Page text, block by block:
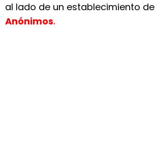
al lado de un establecimiento de
Anónimos.